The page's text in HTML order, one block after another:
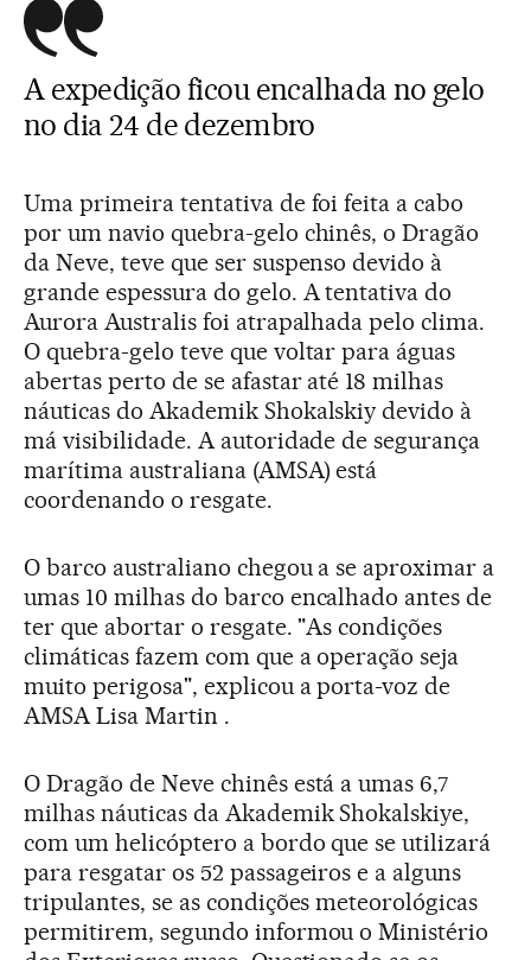
A expedição ficou encalhada no gelo
no dia 24 de dezembro
Uma primeira tentativa de foi feita a cabo
por um navio quebra-gelo chinês, o Dragão
da Neve, teve que ser suspenso devido à
grande espessura do gelo. A tentativa do
Aurora Australis foi atrapalhada pelo clima.
O quebra-gelo teve que voltar para águas
abertas perto de se afastar até 18 milhas
náuticas do Akademik Shokalskiy devido à
má visibilidade. A autoridade de segurança
marítima australiana (AMSA) está
coordenando o resgate.
O barco australiano chegou a se aproximar a
umas 10 milhas do barco encalhado antes de
ter que abortar o resgate. "As condições
climáticas fazem com que a operação seja
muito perigosa", explicou a porta-voz de
AMSA Lisa Martin .
O Dragão de Neve chinês está a umas 6,7
milhas náuticas da Akademik Shokalskiye,
com um helicóptero a bordo que se utilizará
para resgatar os 52 passageiros e a alguns
tripulantes, se as condições meteorológicas
permitirem, segundo informou o Ministério